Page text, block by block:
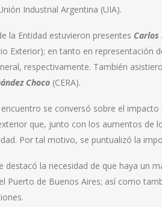
Industrial Argentina (UIA).
la Entidad estuvieron presentes Carlos
Exterior); en tanto en representación
respectivamente. También
Choco (CERA).
se conversó sobre el
que, junto con los aumentos de
Por tal motivo, se puntualizó la
destacó la necesidad de que haya un
Puerto de Buenos Aires; así como